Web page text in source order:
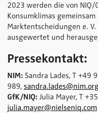
2023 werden die von NIQ/
Konsumklimas
Marktentscheidungen e.
ausgewertet und
Pressekontakt:
NIM: Sandra Lades, T +49
989,
GfK/NIQ: Julia Mayer, T
julia.mayer@nielseniq.com